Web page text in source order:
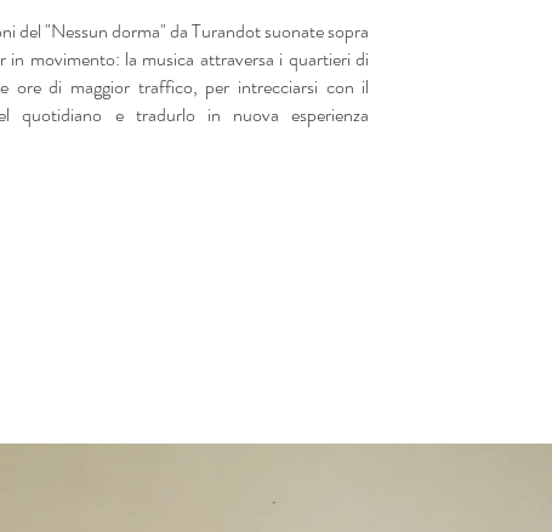
del "Nessun dorma" da Turandot suonate sopra
in movimento: la musica attraversa i quartieri di
ore di maggior traffico, per intrecciarsi con il
quotidiano e tradurlo in nuova esperienza